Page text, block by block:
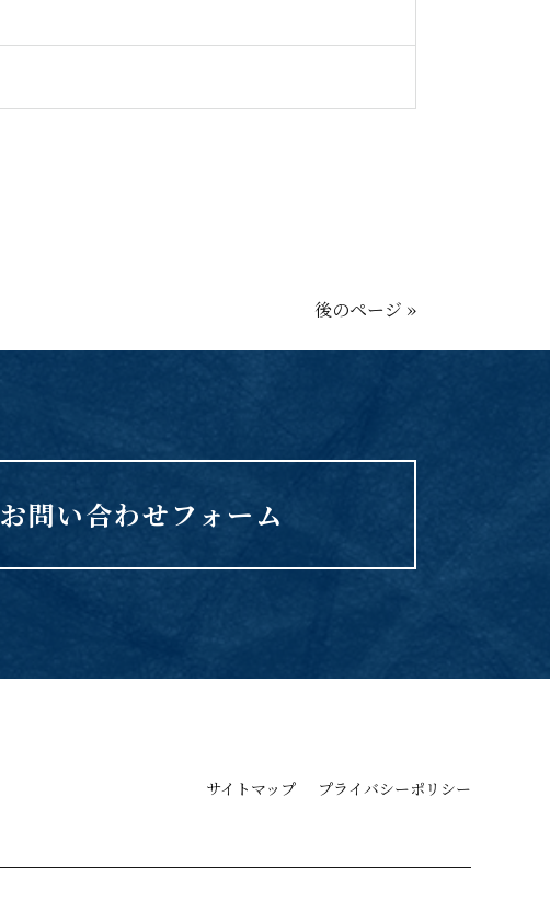
後のページ »
お問い合わせフォーム
サイトマップ プライバシーポリシー